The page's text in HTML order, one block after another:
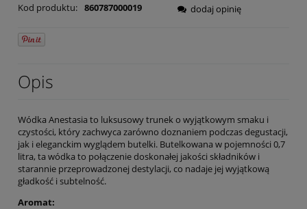
Kod produktu: 860787000019
dodaj opinię
Opis
Wódka Anestasia to luksusowy trunek o wyjątkowym smaku i
czystości, który zachwyca zarówno doznaniem podczas degustacji,
jak i eleganckim wyglądem butelki. Butelkowana w pojemności 0,7
litra, ta wódka to połączenie doskonałej jakości składników i
starannie przeprowadzonej destylacji, co nadaje jej wyjątkową
gładkość i subtelność.
Aromat: